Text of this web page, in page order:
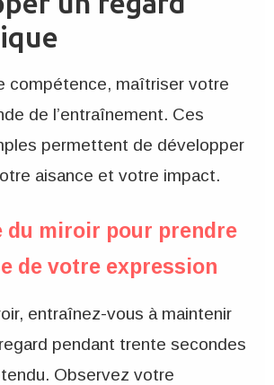
compétence, maîtriser votre
de l’entraînement. Ces
permettent de développer
aisance et votre impact.
du miroir pour prendre
de votre expression
entraînez-vous à maintenir
pendant trente secondes
Observez votre